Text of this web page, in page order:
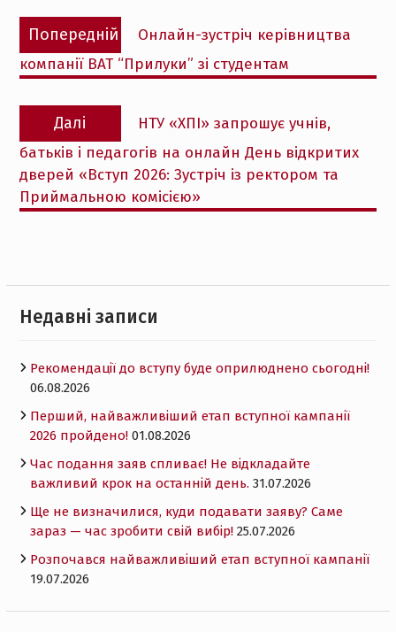
Навігація
записів
Попередній
Попередній
запис:
Онлайн-зустріч керівництва
компанії ВАТ “Прилуки” зі студентам
Далі
Наступний
запис:
НТУ «ХПІ» запрошує учнів,
батьків і педагогів на онлайн День відкритих
дверей «Вступ 2026: Зустріч із ректором та
Приймальною комісією»
Недавні записи
Рекомендації до вступу буде оприлюднено сьогодні!
06.08.2026
Перший, найважливіший етап вступної кампанії
2026 пройдено! 01.08.2026
Час подання заяв спливає! Не відкладайте
важливий крок на останній день. 31.07.2026
Ще не визначилися, куди подавати заяву? Саме
зараз — час зробити свій вибір! 25.07.2026
Розпочався найважливіший етап вступної кампанії
19.07.2026